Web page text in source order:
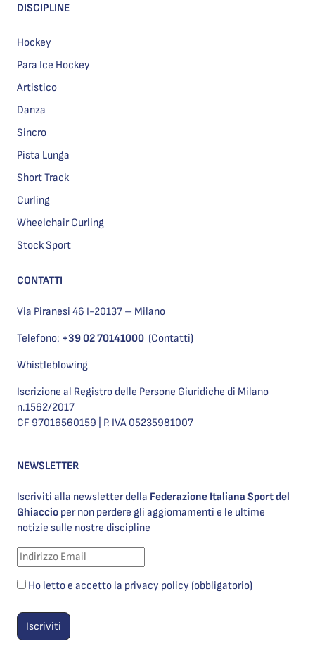
DISCIPLINE
Hockey
Para Ice Hockey
Artistico
Danza
Sincro
Pista Lunga
Short Track
Curling
Wheelchair Curling
Stock Sport
CONTATTI
Via Piranesi 46 I-20137 – Milano
Telefono: +39 02 70141000 (Contatti)
Whistleblowing
Iscrizione al Registro delle Persone Giuridiche di Milano
n.1562/2017
CF 97016560159 | P. IVA 05235981007
NEWSLETTER
Iscriviti alla newsletter della Federazione Italiana Sport del
Ghiaccio per non perdere gli aggiornamenti e le ultime
notizie sulle nostre discipline
Ho letto e accetto la privacy policy (obbligatorio)